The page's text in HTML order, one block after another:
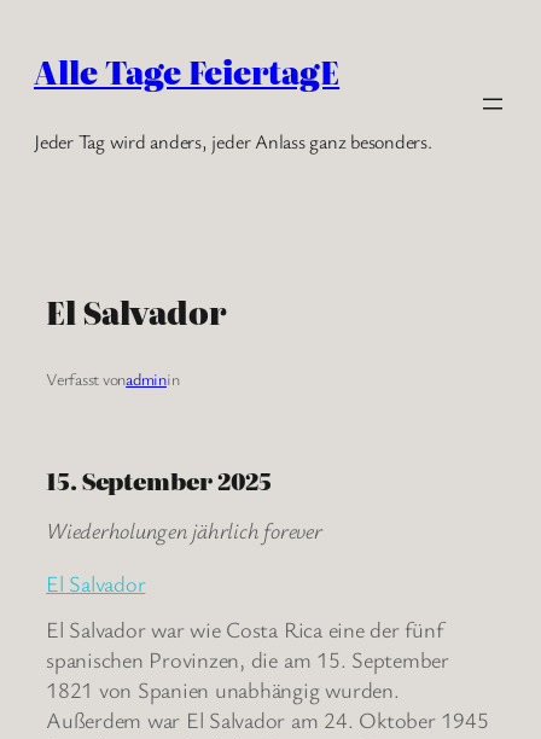
Inhalt
springen
Alle Tage FeiertagE
Jeder Tag wird anders, jeder Anlass ganz besonders.
El Salvador
Verfasst vonadminin
15. September 2025
Wiederholungen jährlich forever
El Salvador
El Salvador war wie Costa Rica eine der fünf
spanischen Provinzen, die am 15. September
1821 von Spanien unabhängig wurden.
Außerdem war El Salvador am 24. Oktober 1945